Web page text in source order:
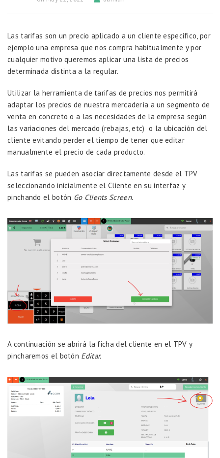
Las tarifas son un precio aplicado a un cliente especifico, por
ejemplo una empresa que nos compra habitualmente y por
cualquier motivo queremos aplicar una lista de precios
determinada distinta a la regular.
Utilizar la herramienta de tarifas de precios nos permitirá
adaptar los precios de nuestra mercadería a un segmento de
venta en concreto o a las necesidades de la empresa según
las variaciones del mercado (rebajas, etc) o la ubicación del
cliente evitando perder el tiempo de tener que editar
manualmente el precio de cada producto.
Las tarifas se pueden asociar directamente desde el TPV
seleccionando inicialmente el Cliente en su interfaz y
pinchando el botón Go Clients Screen.
A continuación se abrirá la ficha del cliente en el TPV y
pincharemos el botón Editar.